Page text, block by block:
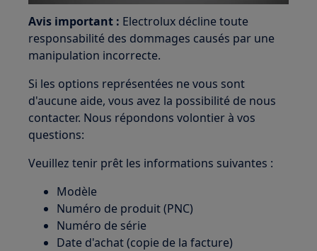
Avis important : Electrolux décline toute
responsabilité des dommages causés par une
manipulation incorrecte.
Si les options représentées ne vous sont
d'aucune aide, vous avez la possibilité de nous
contacter. Nous répondons volontier à vos
questions:
Veuillez tenir prêt les informations suivantes :
Modèle
Numéro de produit (PNC)
Numéro de série
Date d'achat (copie de la facture)